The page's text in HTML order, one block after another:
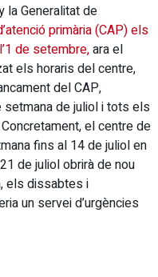
la Generalitat de
primària (CAP) els
de setembre,ara el
els horaris del centre,
del CAP,
setmana de juliol i tots els
el centre de
fins al 14 de juliol en
de juliol obrirà de nou
els dissabtes i
un servei d’urgències